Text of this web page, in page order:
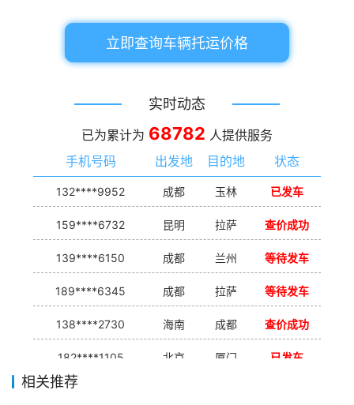
立即查询车辆托运价格
实时动态
已为累计为 68782 人提供服务
手机号码
出发地 目的地 状态
132****9952 成都 玉林 已发车
159****6732 昆明 拉萨 查价成功
139****6150 成都 兰州 等待发车
189****6345 成都 拉萨 等待发车
138****2730 海南 成都 查价成功
182****1105 北京 厦门 已发车
138****7926
相关推荐